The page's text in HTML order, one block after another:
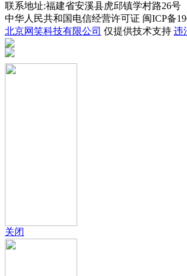
联系地址:福建省安溪县虎邱镇学村路26号
中华人民共和国电信经营许可证 闽ICP备
北京网笑科技有限公司 仅提供技术支持 违
关闭